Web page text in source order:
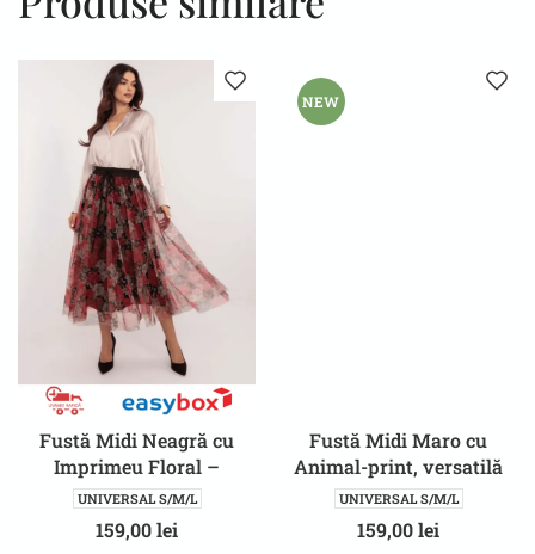
Fustă Midi Neagră cu
Imprimeu Floral –
Eleganță și Feminitate
UNIVERSAL S/M/L
159,00lei
NEW
Fustă Midi Maro cu
Animal-print, versatilă
pentru Petreceri/ Zi de
Birou
UNIVERSAL S/M/L
159,00lei